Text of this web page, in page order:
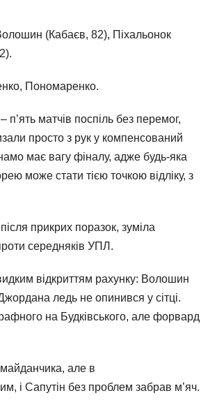
(Кабаєв, 82), Піхальонок
Пономаренко.
матчів поспіль без перемог,
просто з рук у компенсований
має вагу фіналу, адже будь-яка
може стати тією точкою відліку, з
прикрих поразок, зуміла
середняків УПЛ.
відкриттям рахунку: Волошин
ледь не опинився у сітці.
на Будківського, але форвард
але в
і Сапутін без проблем забрав м’яч.